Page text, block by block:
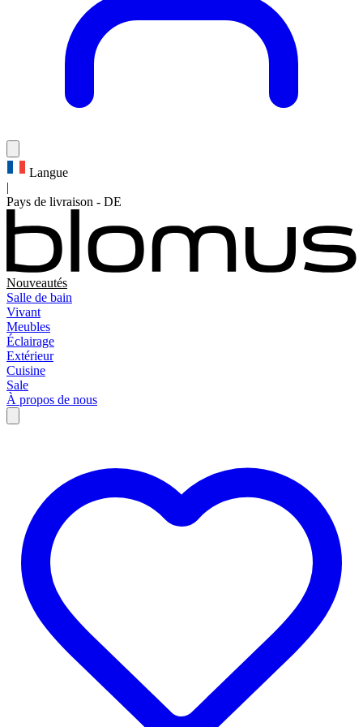
Langue
|
Pays de livraison - DE
Nouveautés
Salle de bain
Vivant
Meubles
Éclairage
Extérieur
Cuisine
Sale
À propos de nous